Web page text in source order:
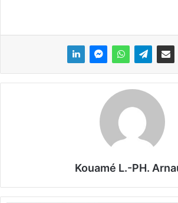
Kouamé L.-PH.